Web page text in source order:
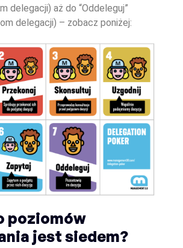
delegacji) aż do “Oddeleguj”
delegacji) – zobacz poniżej:
poziomów
jest siedem?